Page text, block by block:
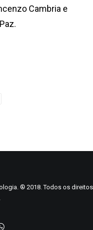
Cambria e
® 2018. Todos os direitos